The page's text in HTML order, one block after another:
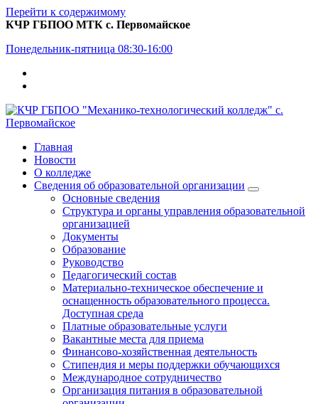
Перейти к содержимому
КЧР ГБПОО МТК с. Первомайское
Понедельник-пятница 08:30-16:00
Главная
Новости
О колледже
Сведения об образовательной организации
Основные сведения
Структура и органы управления образовательной
организацией
Документы
Образование
Руководство
Педагогический состав
Материально-техническое обеспечение и
оснащенность образовательного процесса.
Доступная среда
Платные образовательные услуги
Вакантные места для приема
Финансово-хозяйственная деятельность
Стипендия и меры поддержки обучающихся
Международное сотрудничество
Организация питания в образовательной